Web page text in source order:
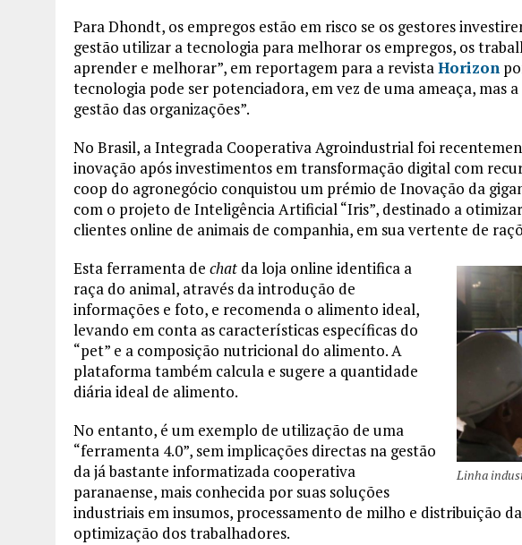
Para Dhondt, os empregos estão em risco se os gestores
gestão utilizar a tecnologia para melhorar os empregos, os
aprender e melhorar”, em reportagem para a revistaHorizon
tecnologia pode ser potenciadora, em vez de uma ameaça, mas
gestão das organizações”.
No Brasil, a Integrada Cooperativa Agroindustrial foi
inovação após investimentos em transformação digital com
coop do agronegócio conquistou um prémio de Inovação da
com o projeto de Inteligência Artificial “Iris”, destinado a
clientes online de animais de companhia, em sua vertente de
Linha
Esta ferramenta de chat da loja online identifica a
raça do animal, através da introdução de
informações e foto, e recomenda o alimento ideal,
levando em conta as características específicas do
“pet” e a composição nutricional do alimento. A
plataforma também calcula e sugere a quantidade
diária ideal de alimento.
No entanto, é um exemplo de utilização de uma
“ferramenta 4.0”, sem implicações directas na gestão
da já bastante informatizada cooperativa
paranaense, mais conhecida por suas soluções
industriais em insumos, processamento de milho e distribuição
optimização dos trabalhadores.